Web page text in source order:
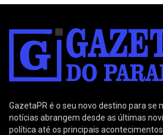
GazetaPR é o seu novo destino para se
notícias abrangem desde as últimas
política até os principais acontecimentos